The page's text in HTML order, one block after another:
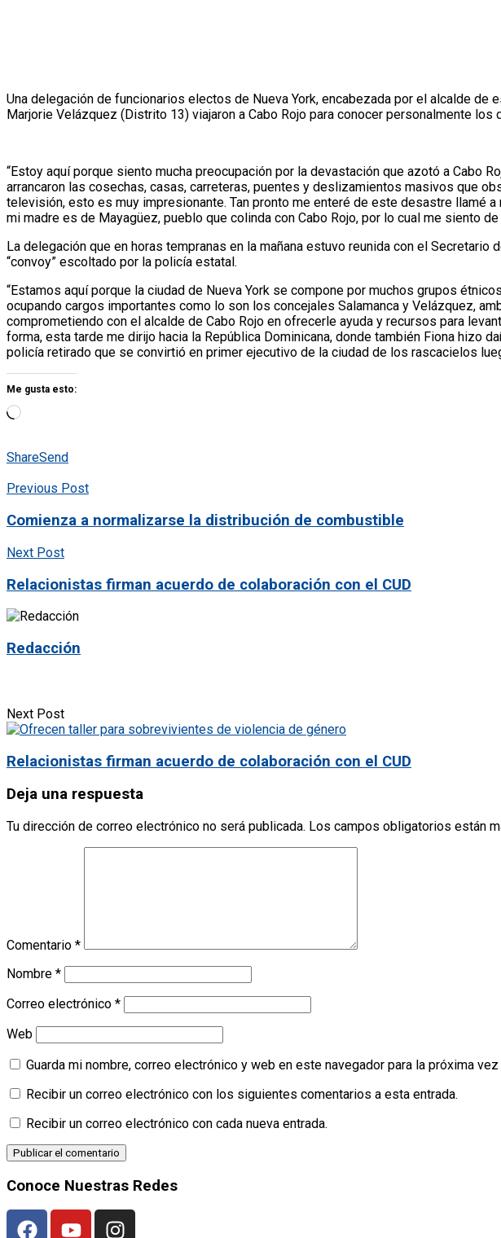
Una delegación de funcionarios electos de Nueva York, encabezada por el alcalde
Marjorie Velázquez (Distrito 13) viajaron a Cabo Rojo para conocer personalmente los
“Estoy aquí porque siento mucha preocupación por la devastación que azotó a Cabo
arrancaron las cosechas, casas, carreteras, puentes y deslizamientos masivos que
televisión, esto es muy impresionante. Tan pronto me enteré de este desastre llamé
mi madre es de Mayagüez, pueblo que colinda con Cabo Rojo, por lo cual me siento
La delegación que en horas tempranas en la mañana estuvo reunida con el
“convoy” escoltado por la policía estatal.
“Estamos aquí porque la ciudad de Nueva York se compone por muchos grupos
ocupando cargos importantes como lo son los concejales Salamanca y Velázquez,
comprometiendo con el alcalde de Cabo Rojo en ofrecerle ayuda y recursos para
forma, esta tarde me dirijo hacia la República Dominicana, donde también Fiona hizo
policía retirado que se convirtió en primer ejecutivo de la ciudad de los rascacielos
Me gusta esto:
ShareSend
Previous Post
Comienza a normalizarse la distribución de combustible
Next Post
Relacionistas firman acuerdo de colaboración con el CUD
Redacción
Next Post
Relacionistas firman acuerdo de colaboración con el CUD
Deja una respuesta
Tu dirección de correo electrónico no será publicada. Los campos obligatorios están
Comentario *
Nombre *
Correo electrónico *
Web
Guarda mi nombre, correo electrónico y web en este navegador para la próxima
Recibir un correo electrónico con los siguientes comentarios a esta entrada.
Recibir un correo electrónico con cada nueva entrada.
Conoce Nuestras Redes